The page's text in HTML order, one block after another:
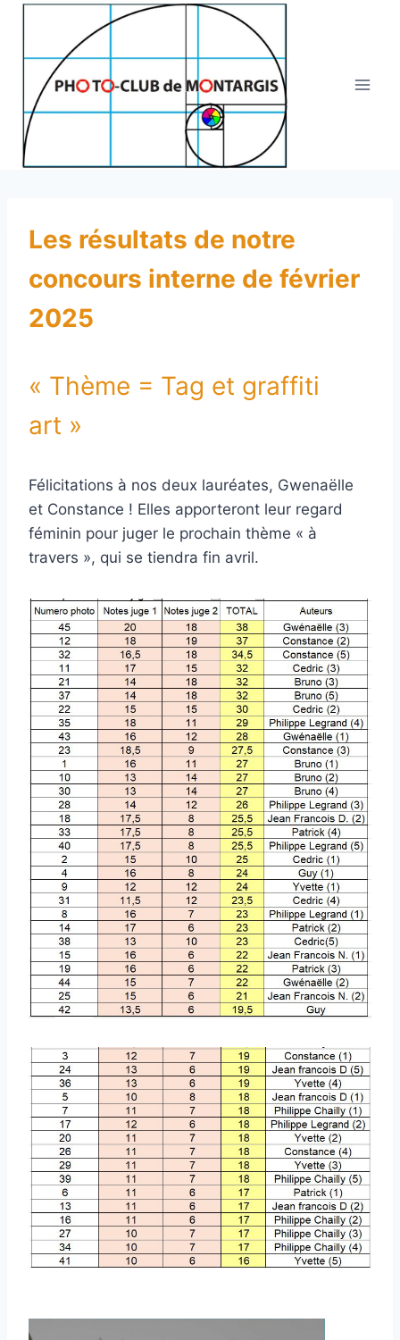
Aller
contenu
Les résultats de notre
concours interne de février
2025
« Thème = Tag et graffiti
art »
Félicitations à nos deux lauréates, Gwenaëlle
et Constance ! Elles apporteront leur regard
féminin pour juger le prochain thème « à
travers », qui se tiendra fin avril.